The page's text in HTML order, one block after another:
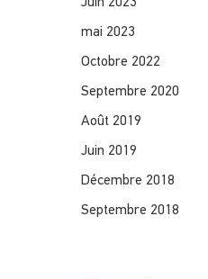
mai 2023
Octobre 2022
Septembre 2020
Août 2019
Juin 2019
Décembre 2018
Septembre 2018